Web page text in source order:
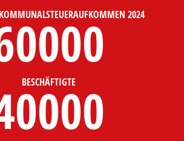
2024
BESCHÄFTIGTE